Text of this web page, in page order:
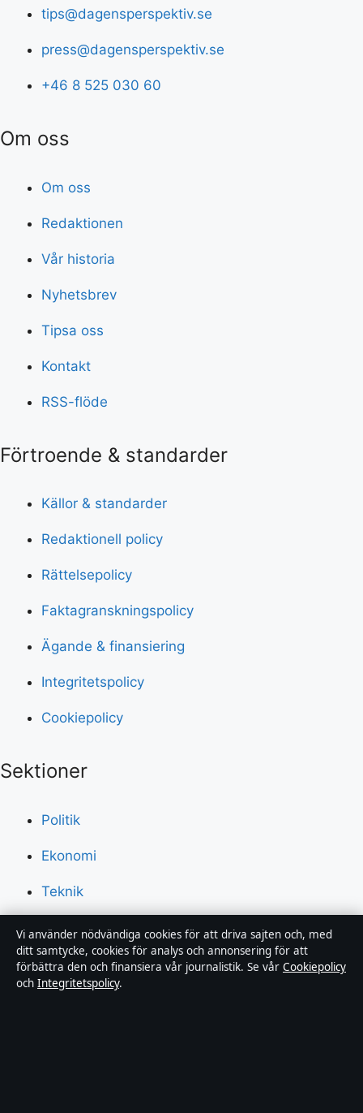
tips@dagensperspektiv.se
press@dagensperspektiv.se
+46 8 525 030 60
Om oss
Om oss
Redaktionen
Vår historia
Nyhetsbrev
Tipsa oss
Kontakt
RSS-flöde
Förtroende & standarder
Källor & standarder
Redaktionell policy
Rättelsepolicy
Faktagranskningspolicy
Ägande & finansiering
Integritetspolicy
Cookiepolicy
Sektioner
Politik
Ekonomi
Teknik
Världen
Sport
Vi använder nödvändiga cookies för att driva sajten och, med
ditt samtycke, cookies för analys och annonsering för att
förbättra den och finansiera vår journalistik. Se vår Cookiepolicy
och Integritetspolicy.